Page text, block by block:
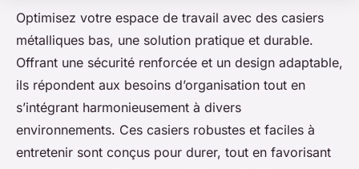
Optimisez votre espace de travail avec des casiers
métalliques bas, une solution pratique et durable.
Offrant une sécurité renforcée et un design adaptable,
ils répondent aux besoins d’organisation tout en
s’intégrant harmonieusement à divers
environnements. Ces casiers robustes et faciles à
entretenir sont conçus pour durer, tout en favorisant